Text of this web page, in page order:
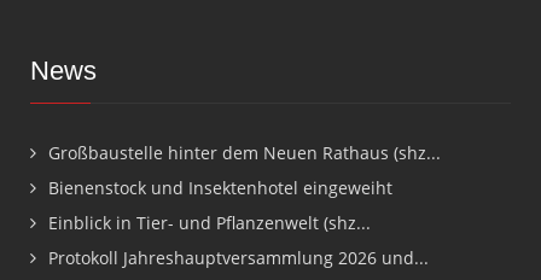
News
Großbaustelle hinter dem Neuen Rathaus (shz...
Bienenstock und Insektenhotel eingeweiht
Einblick in Tier- und Pflanzenwelt (shz...
Protokoll Jahreshauptversammlung 2026 und...